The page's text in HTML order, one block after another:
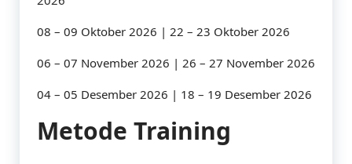
08 – 09 Oktober 2026 | 22 – 23 Oktober 2026
06 – 07 November 2026 | 26 – 27 November 2026
04 – 05 Desember 2026 | 18 – 19 Desember 2026
Metode Training